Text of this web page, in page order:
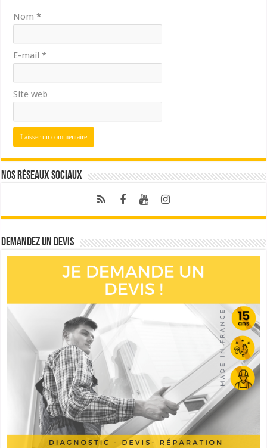
Nom*
E-mail*
Site web
Nos réseaux sociaux
Demandez un devis